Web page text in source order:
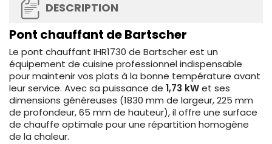
DESCRIPTION
Pont chauffant de Bartscher
Le pont chauffant IHR1730 de Bartscher est un
équipement de cuisine professionnel indispensable
pour maintenir vos plats à la bonne température avant
leur service. Avec sa puissance de 1,73 kWet ses
dimensions généreuses (1830 mm de largeur, 225 mm
de profondeur, 65 mm de hauteur), il offre une surface
de chauffe optimale pour une répartition homogène
de la chaleur.